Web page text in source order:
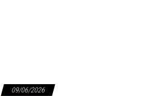
09/06/2026